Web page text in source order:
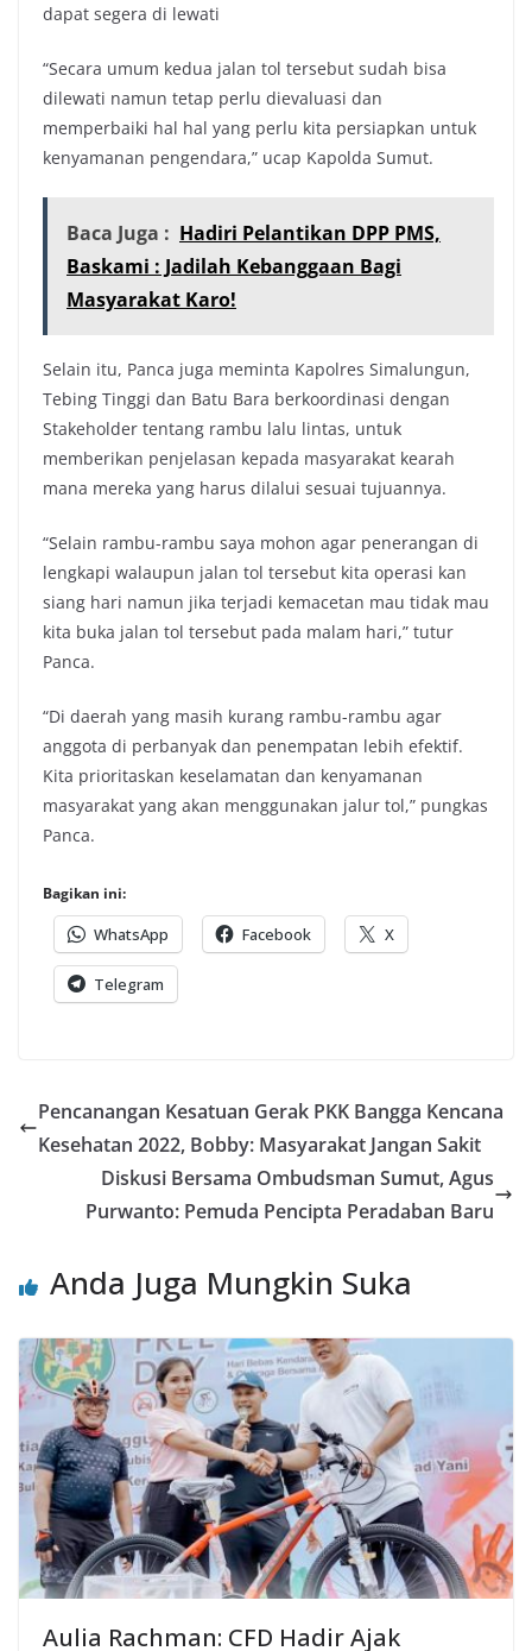
dapat segera di lewati
“Secara umum kedua jalan tol tersebut sudah bisa
dilewati namun tetap perlu dievaluasi dan
memperbaiki hal hal yang perlu kita persiapkan untuk
kenyamanan pengendara,” ucap Kapolda Sumut.
Baca Juga : Hadiri Pelantikan DPP PMS,
Baskami : Jadilah Kebanggaan Bagi
Masyarakat Karo!
Selain itu, Panca juga meminta Kapolres Simalungun,
Tebing Tinggi dan Batu Bara berkoordinasi dengan
Stakeholder tentang rambu lalu lintas, untuk
memberikan penjelasan kepada masyarakat kearah
mana mereka yang harus dilalui sesuai tujuannya.
“Selain rambu-rambu saya mohon agar penerangan di
lengkapi walaupun jalan tol tersebut kita operasi kan
siang hari namun jika terjadi kemacetan mau tidak mau
kita buka jalan tol tersebut pada malam hari,” tutur
Panca.
“Di daerah yang masih kurang rambu-rambu agar
anggota di perbanyak dan penempatan lebih efektif.
Kita prioritaskan keselamatan dan kenyamanan
masyarakat yang akan menggunakan jalur tol,” pungkas
Panca.
Bagikan ini:
WhatsApp Facebook X
Telegram
Pencanangan Kesatuan Gerak PKK Bangga Kencana
Kesehatan 2022, Bobby: Masyarakat Jangan Sakit
Diskusi Bersama Ombudsman Sumut, Agus
Purwanto: Pemuda Pencipta Peradaban Baru
Anda Juga Mungkin Suka
Aulia Rachman: CFD Hadir Ajak